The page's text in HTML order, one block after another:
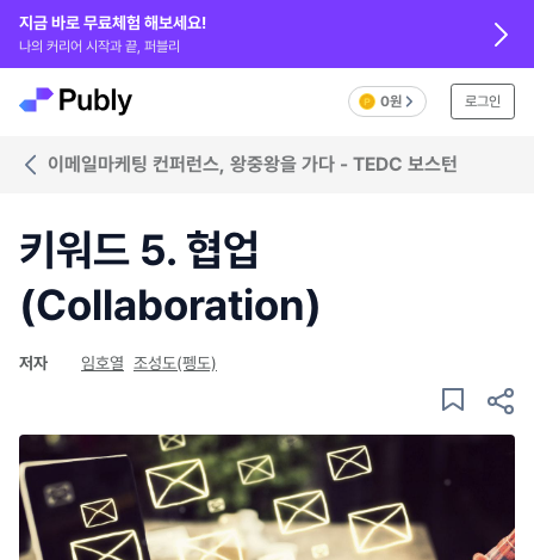
지금 바로 무료체험 해보세요!
나의 커리어 시작과 끝, 퍼블리
0원 로그인
이메일마케팅 컨퍼런스, 왕중왕을 가다 - TEDC 보스턴
키워드 5. 협업
(Collaboration)
저자 임호열 조성도(펭도)